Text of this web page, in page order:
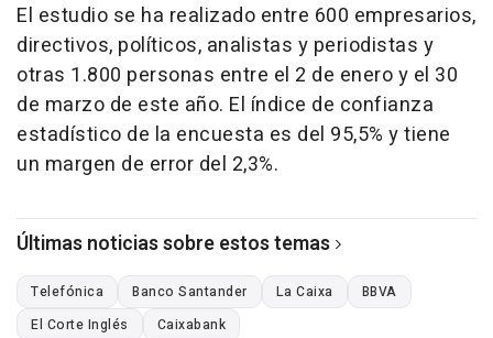
El estudio se ha realizado entre 600 empresarios,
directivos, políticos, analistas y periodistas y
otras 1.800 personas entre el 2 de enero y el 30
de marzo de este año. El índice de confianza
estadístico de la encuesta es del 95,5% y tiene
un margen de error del 2,3%.
Últimas noticias sobre estos temas
Telefónica Banco Santander La Caixa
BBVA
El Corte Inglés
Caixabank